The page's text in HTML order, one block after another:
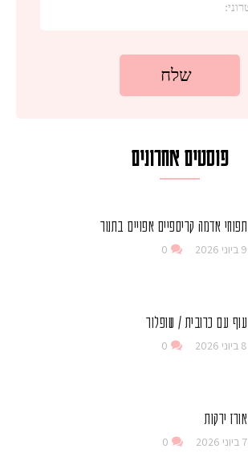
פוסטים אחרונים
תפוחי אדמה קריספיים אפויים בתנור
9 ביוני 2026 0
עוף עם כרובית / שופלור
8 ביוני 2026 0
אורז ירקות
7 ביוני 2026 0